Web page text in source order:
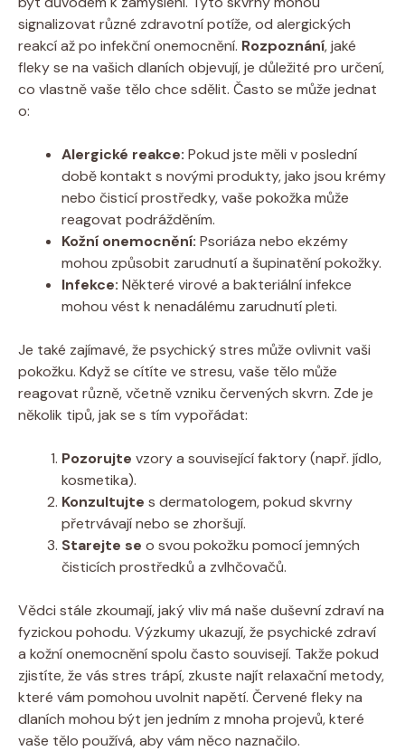
signalizovat různé zdravotní potíže, od alergických
reakcí až po infekční onemocnění. Rozpoznání, jaké
fleky se na vašich dlaních objevují, je důležité pro určení,
co vlastně vaše tělo chce sdělit. Často se může jednat
o:
Alergické reakce: Pokud jste měli v poslední
době kontakt s novými produkty, jako jsou krémy
nebo čisticí prostředky, vaše pokožka může
reagovat podrážděním.
Kožní onemocnění: Psoriáza nebo ekzémy
mohou způsobit zarudnutí a šupinatění pokožky.
Infekce: Některé virové a bakteriální infekce
mohou vést k nenadálému zarudnutí pleti.
Je také zajímavé, že psychický stres může ovlivnit vaši
pokožku. Když se cítíte ve stresu, vaše tělo může
reagovat různě, včetně vzniku červených skvrn. Zde je
několik tipů, jak se s tím vypořádat:
Pozorujte vzory a související faktory (např. jídlo,
kosmetika).
Konzultujte s dermatologem, pokud skvrny
přetrvávají nebo se zhoršují.
Starejte se o svou pokožku pomocí jemných
čisticích prostředků a zvlhčovačů.
Vědci stále zkoumají, jaký vliv má naše duševní zdraví na
fyzickou pohodu. Výzkumy ukazují, že psychické zdraví
a kožní onemocnění spolu často souvisejí. Takže pokud
zjistíte, že vás stres trápí, zkuste najít relaxační metody,
které vám pomohou uvolnit napětí. Červené fleky na
dlaních mohou být jen jedním z mnoha projevů, které
vaše tělo používá, aby vám něco naznačilo.